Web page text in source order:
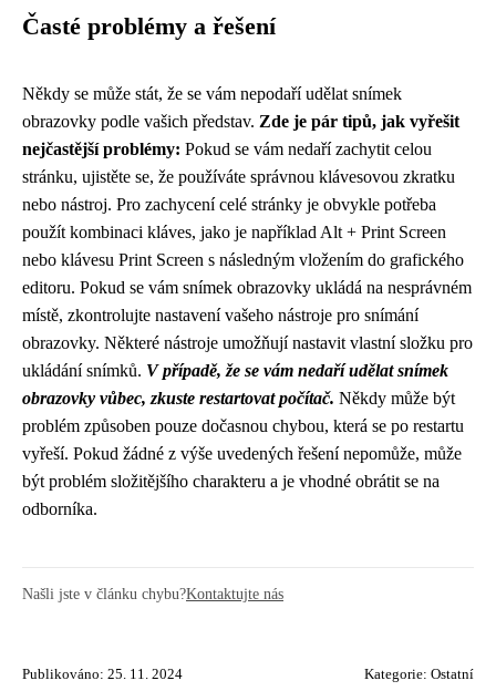
Časté problémy a řešení
Někdy se může stát, že se vám nepodaří udělat snímek
obrazovky podle vašich představ. Zde je pár tipů, jak vyřešit
nejčastější problémy: Pokud se vám nedaří zachytit celou
stránku, ujistěte se, že používáte správnou klávesovou zkratku
nebo nástroj. Pro zachycení celé stránky je obvykle potřeba
použít kombinaci kláves, jako je například Alt + Print Screen
nebo klávesu Print Screen s následným vložením do grafického
editoru. Pokud se vám snímek obrazovky ukládá na nesprávném
místě, zkontrolujte nastavení vašeho nástroje pro snímání
obrazovky. Některé nástroje umožňují nastavit vlastní složku pro
ukládání snímků. V případě, že se vám nedaří udělat snímek
obrazovky vůbec, zkuste restartovat počítač. Někdy může být
problém způsoben pouze dočasnou chybou, která se po restartu
vyřeší. Pokud žádné z výše uvedených řešení nepomůže, může
být problém složitějšího charakteru a je vhodné obrátit se na
odborníka.
Našli jste v článku chybu?Kontaktujte nás
Publikováno: 25. 11. 2024 Kategorie: Ostatní